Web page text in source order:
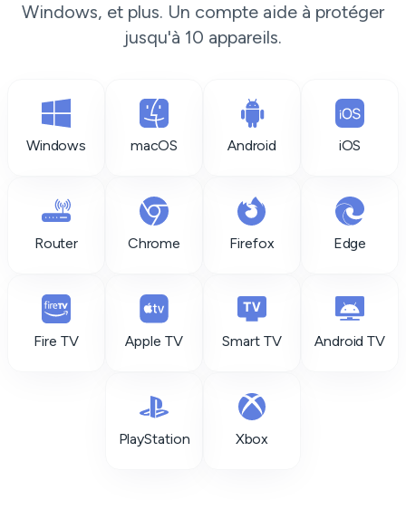
Windows, et plus. Un compte aide à protéger
jusqu'à 10 appareils.
Windows macOS Android iOS
Router Chrome Firefox Edge
Fire TV Apple TV Smart TV Android TV
PlayStation Xbox